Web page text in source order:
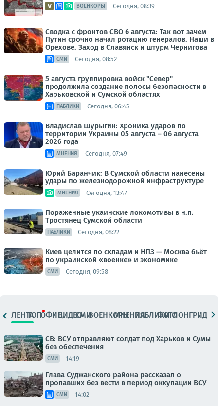
ВОЕНКОРЫ Сегодня, 08:39
Сводка с фронтов СВО 6 августа: Так вот зачем
Путин срочно начал ротацию генералов. Наши в
Орехове. Заход в Славянск и штурм Чернигова
СМИ Сегодня, 08:52
5 августа группировка войск "Север"
продолжила создание полосы безопасности в
Харьковской и Сумской областях
ПАБЛИКИ Сегодня, 06:45
Владислав Шурыгин: Хроника ударов по
территории Украины 05 августа – 06 августа
2026 года
МНЕНИЯ Сегодня, 07:49
Юрий Баранчик: В Сумской области нанесены
удары по железнодорожной инфраструктуре
МНЕНИЯ Сегодня, 13:47
Пораженные укаинские локомотивы в н.п.
Тростянец Сумской области
ПАБЛИКИ Сегодня, 08:22
Киев целится по складам и НПЗ — Москва бьёт
по украинской «военке» и экономике
СМИ Сегодня, 09:58
ЛЕНТАТОПОФИЦ.ВИДЕОСМИВОЕНКОРЫМНЕНИЯПАБЛИКИ
ФОТОЛОНГРИДЫ
СВ: ВСУ отправляют солдат под Харьков и Сумы
без обеспечения
СМИ 14:19
Глава Суджанского района рассказал о
пропавших без вести в период оккупации ВСУ
СМИ 14:02